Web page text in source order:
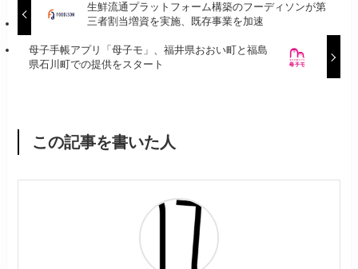
生鮮流通プラットフォーム構築のフーディソンが第
三者割当増資を実施、既存事業を加速
母子手帳アプリ「母子モ」、福井県おおい町と福島
県石川町での提供をスタート
この記事を書いた人